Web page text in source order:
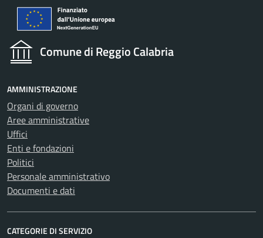
Comune di Reggio Calabria
AMMINISTRAZIONE
Organi di governo
Aree amministrative
Uffici
Enti e fondazioni
Politici
Personale amministrativo
Documenti e dati
CATEGORIE DI SERVIZIO